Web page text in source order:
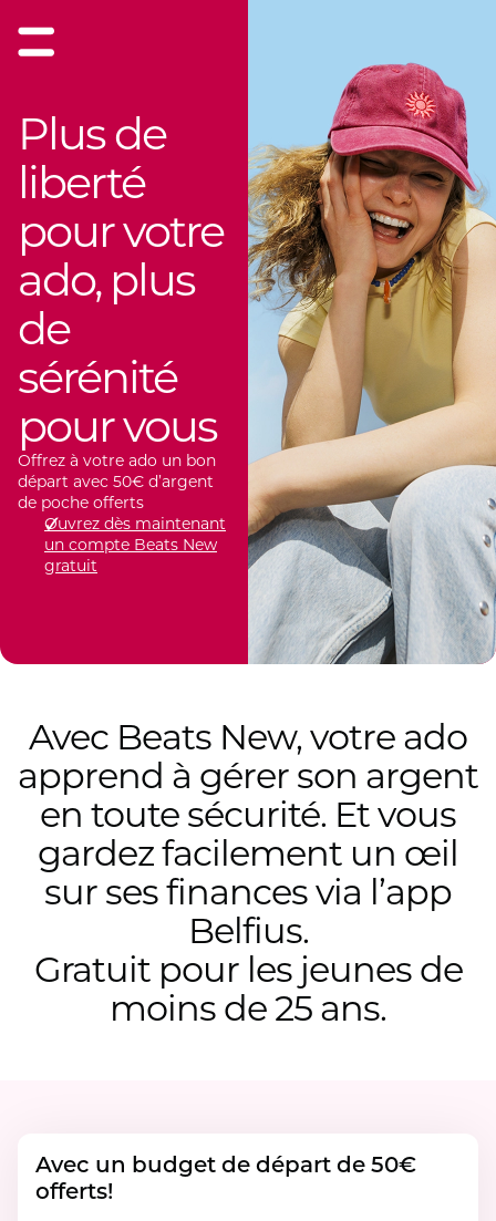
Plus de
liberté
pour votre
ado, plus
de
sérénité
pour vous
Offrez à votre ado un bon
départ avec 50€ d’argent
de poche offerts
Ouvrez dès maintenant
un compte Beats New
gratuit
Avec Beats New, votre ado
apprend à gérer son argent
en toute sécurité. Et vous
gardez facilement un œil
sur ses finances via l’app
Belfius.
Gratuit pour les jeunes de
moins de 25 ans.
Avec un budget de départ de 50€
offerts!